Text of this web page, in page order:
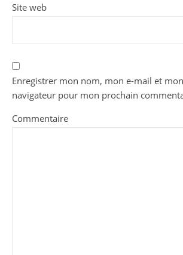
Site web
Enregistrer mon nom, mon e-mail et
navigateur pour mon prochain
Commentaire